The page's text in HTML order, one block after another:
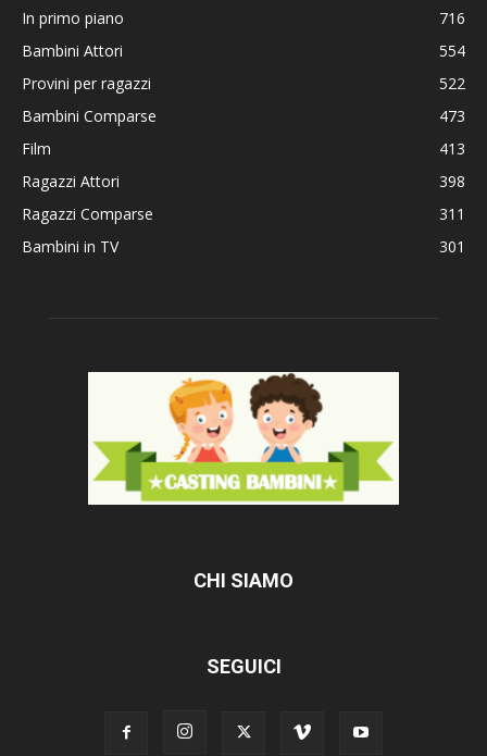
In primo piano
716
Bambini Attori
554
Provini per ragazzi
522
Bambini Comparse
473
Film
413
Ragazzi Attori
398
Ragazzi Comparse
311
Bambini in TV
301
CHI SIAMO
SEGUICI